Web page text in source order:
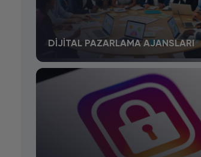
DIJITAL PAZARLAMA AJANSLARI